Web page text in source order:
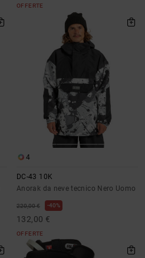
OFFERTE
4
DC-43 10K
Anorak da neve tecnico Nero Uomo
220,00 € 40%
132,00 €
OFFERTE